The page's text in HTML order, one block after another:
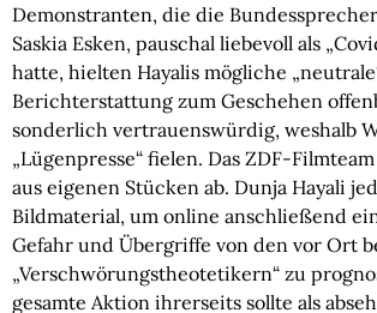
Demonstranten, die die
Saskia Esken, pauschal liebevoll als
hatte, hielten Hayalis mögliche
Berichterstattung zum Geschehen
sonderlich vertrauenswürdig, weshalb
„Lügenpresse“ fielen. Das ZDF-
aus eigenen Stücken ab. Dunja Hayali
Bildmaterial, um online anschließend
Gefahr und Übergriffe von den vor Ort
„Verschwörungstheotetikern“ zu
gesamte Aktion ihrerseits sollte als